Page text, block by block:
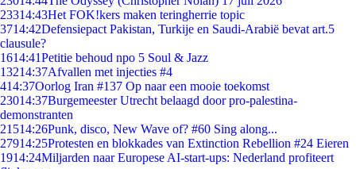
23314:43Het FOK!kers maken teringherrie topic
3714:42Defensiepact Pakistan, Turkije en Saudi-Arabië bevat art.5
clausule?
1614:41Petitie behoud npo 5 Soul & Jazz
13214:37Afvallen met injecties #4
414:37Oorlog Iran #137 Op naar een mooie toekomst
23014:37Burgemeester Utrecht belaagd door pro-palestina-
demonstranten
21514:26Punk, disco, New Wave of? #60 Sing along...
27914:25Protesten en blokkades van Extinction Rebellion #24 Eieren
1914:24Miljarden naar Europese AI-start-ups: Nederland profiteert